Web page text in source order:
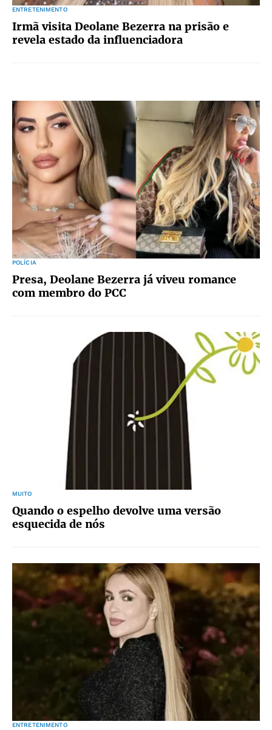
ENTRETENIMENTO
Irmã visita Deolane Bezerra na prisão e
revela estado da influenciadora
POLÍCIA
Presa, Deolane Bezerra já viveu romance
com membro do PCC
MUITO
Quando o espelho devolve uma versão
esquecida de nós
ENTRETENIMENTO